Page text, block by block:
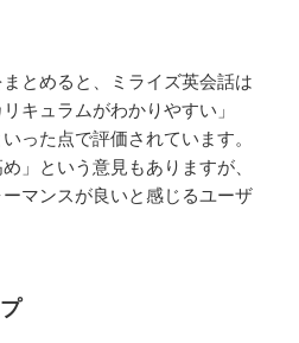
とめると、ミライズ英会話は
キュラムがわかりやすい」
った点で評価されています。
」という意見もありますが、
マンスが良いと感じるユーザ